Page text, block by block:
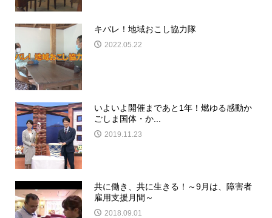
キバレ！地域おこし協力隊
2022.05.22
いよいよ開催まであと1年！燃ゆる感動か
ごしま国体・か...
2019.11.23
共に働き、共に生きる！～9月は、障害者
雇用支援月間～
2018.09.01